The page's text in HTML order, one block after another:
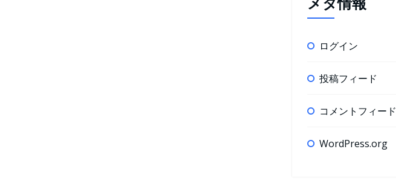
ログイン
投稿フィード
コメントフィード
WordPress.org